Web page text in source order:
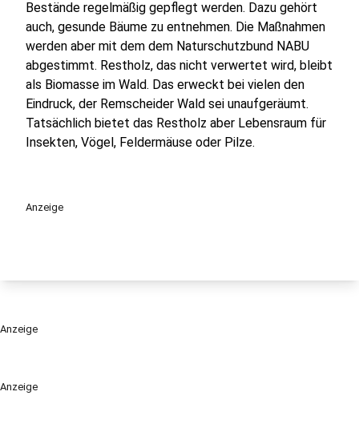
Anzeige
Bestände regelmäßig gepflegt werden. Dazu gehört
auch, gesunde Bäume zu entnehmen. Die Maßnahmen
werden aber mit dem dem Naturschutzbund NABU
abgestimmt. Restholz, das nicht verwertet wird, bleibt
als Biomasse im Wald. Das erweckt bei vielen den
Eindruck, der Remscheider Wald sei unaufgeräumt.
Tatsächlich bietet das Restholz aber Lebensraum für
Insekten, Vögel, Feldermäuse oder Pilze.
Anzeige
Anzeige